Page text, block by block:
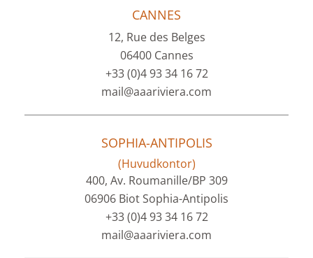
CANNES
12, Rue des Belges
06400 Cannes
+33 (0)4 93 34 16 72
mail@aaariviera.com
SOPHIA-ANTIPOLIS
(Huvudkontor)
400, Av. Roumanille/BP 309
06906 Biot Sophia-Antipolis
+33 (0)4 93 34 16 72
mail@aaariviera.com